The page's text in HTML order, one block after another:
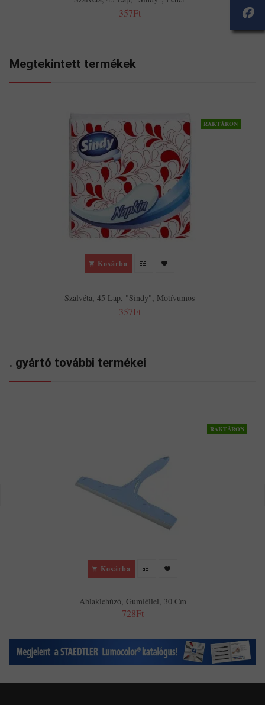
357Ft
Megtekintett termékek
RAKTÁRON
Kosárba
Szalvéta, 45 Lap, "Sindy", Motívumos
357Ft
. gyártó további termékei
RAKTÁRON
Kosárba
Ablaklehúzó, Gumiéllel, 30 Cm
728Ft